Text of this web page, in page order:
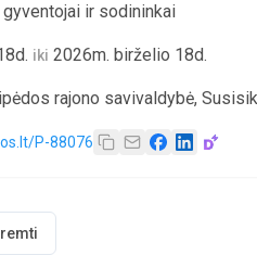
gyventojai ir sodininkai
iki 2026m. birželio 18d.
rajono savivaldybė,
P-88076